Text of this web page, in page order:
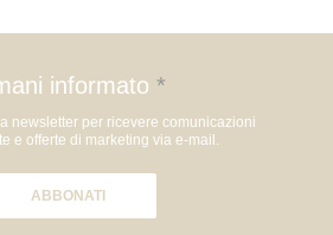
informato *
newsletter per ricevere comunicazioni
e offerte di marketing via e-mail.
ABBONATI